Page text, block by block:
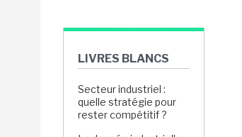
LIVRES BLANCS
Secteur industriel :
quelle stratégie pour
rester compétitif ?